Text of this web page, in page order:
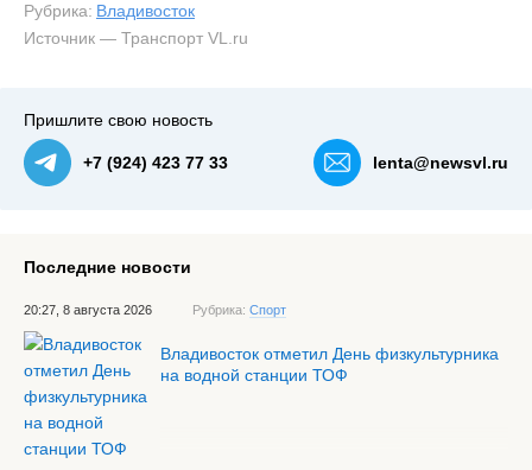
Рубрика: Владивосток
Источник — Транспорт VL.ru
Пришлите свою новость
+7 (924) 423 77 33 lenta@newsvl.ru
Последние новости
20:27, 8 августа 2026 Рубрика: Спорт
Владивосток отметил День физкультурника
на водной станции ТОФ